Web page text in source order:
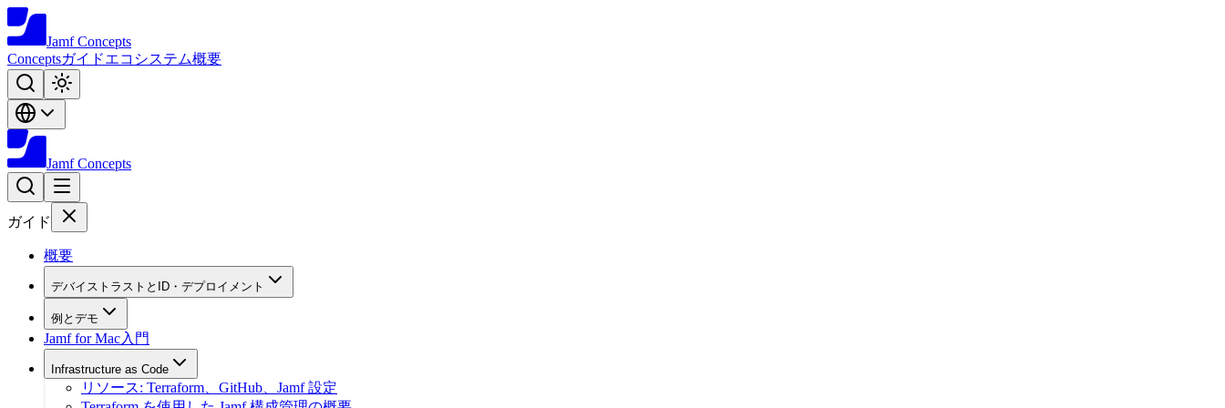
Jamf Concepts
Conceptsガイドエコシステム概要
Jamf Concepts
ガイド
概要
デバイストラストとID・デプロイメント
例とデモ
Jamf for Mac入門
Infrastructure as Code
リソース: Terraform、GitHub、Jamf 設定